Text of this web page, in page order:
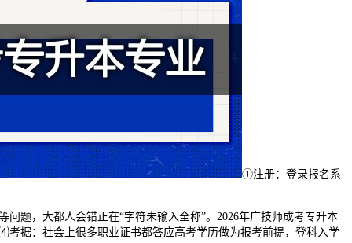
①注册：登录报名系
，大都人会错正在“字符未输入全称”。2026年广技师成考专升本
据：社会上很多职业证书都答应高考学历做为报考前提，登科入学